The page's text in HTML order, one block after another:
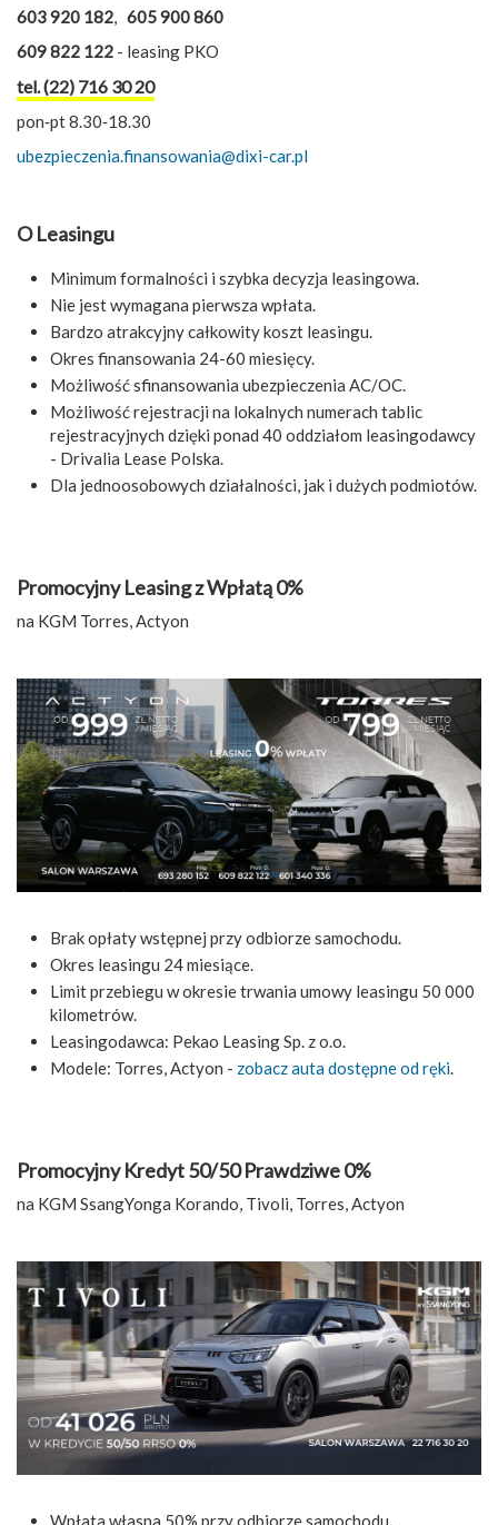
603 920 182, 605 900 860
609 822 122 - leasing PKO
tel. (22) 716 30 20
pon‑pt 8.30‑18.30
ubezpieczenia.finansowania@dixi-car.pl
O Leasingu
Minimum formalności i szybka decyzja leasingowa.
Nie jest wymagana pierwsza wpłata.
Bardzo atrakcyjny całkowity koszt leasingu.
Okres finansowania 24-60 miesięcy.
Możliwość sfinansowania ubezpieczenia AC/OC.
Możliwość rejestracji na lokalnych numerach tablic
rejestracyjnych dzięki ponad 40 oddziałom leasingodawcy
- Drivalia Lease Polska.
Dla jednoosobowych działalności, jak i dużych podmiotów.
Promocyjny Leasing z Wpłatą 0%
na KGM Torres, Actyon
Brak opłaty wstępnej przy odbiorze samochodu.
Okres leasingu 24 miesiące.
Limit przebiegu w okresie trwania umowy leasingu 50 000
kilometrów.
Leasingodawca: Pekao Leasing Sp. z o.o.
Modele: Torres, Actyon - zobacz auta dostępne od ręki.
Promocyjny Kredyt 50/50 Prawdziwe 0%
na KGM SsangYonga Korando, Tivoli, Torres, Actyon